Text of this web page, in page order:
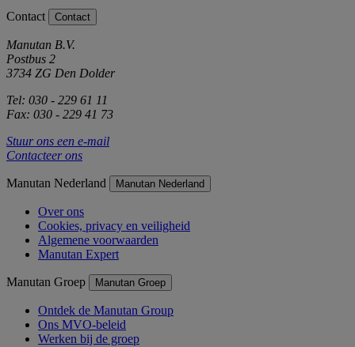
Contact Contact
Manutan B.V.
Postbus 2
3734 ZG Den Dolder
Tel: 030 - 229 61 11
Fax: 030 - 229 41 73
Stuur ons een e-mail
Contacteer ons
Manutan Nederland Manutan Nederland
Over ons
Cookies, privacy en veiligheid
Algemene voorwaarden
Manutan Expert
Manutan Groep Manutan Groep
Ontdek de Manutan Group
Ons MVO-beleid
Werken bij de groep